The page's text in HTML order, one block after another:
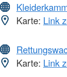
Karte: Link
Karte: Link